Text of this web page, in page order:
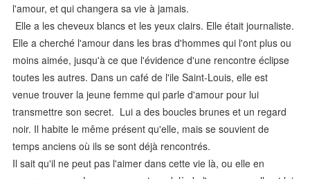
l'amour, et qui changera sa vie à jamais.
Elle a les cheveux blancs et les yeux clairs. Elle était journaliste.
Elle a cherché l'amour dans les bras d'hommes qui l'ont plus ou
moins aimée, jusqu'à ce que l'évidence d'une rencontre éclipse
toutes les autres. Dans un café de l'ile Saint-Louis, elle est
venue trouver la jeune femme qui parle d'amour pour lui
transmettre son secret. Lui a des boucles brunes et un regard
noir. Il habite le même présent qu'elle, mais se souvient de
temps anciens où ils se sont déjà rencontrés.
Il sait qu'il ne peut pas l'aimer dans cette vie là, ou elle en